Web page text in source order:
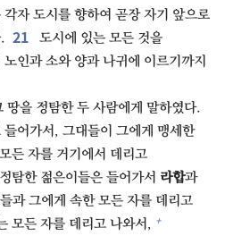
각자 도시를 향하여 곧장 자기 앞으로
21⁠
도시에 있는 모든 것을
인과 소와 양과 나귀에 이르기까지
땅을 정탐한 두 사람에게 말하였다.
어가서, 그대들이 그에게 맹세한
든 자를 거기에서 데리고
탐한 젊은이들은 들어가서 라합과
과 그에게 속한 모든 자를 데리고
모든 자를 데리고 나와서, +